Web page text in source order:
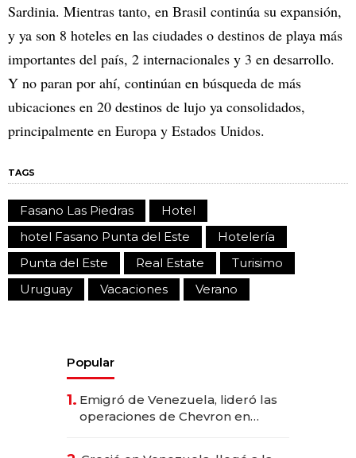
Sardinia. Mientras tanto, en Brasil continúa su expansión,
y ya son 8 hoteles en las ciudades o destinos de playa más
importantes del país, 2 internacionales y 3 en desarrollo.
Y no paran por ahí, continúan en búsqueda de más
ubicaciones en 20 destinos de lujo ya consolidados,
principalmente en Europa y Estados Unidos.
TAGS
Fasano Las Piedras
Hotel
hotel Fasano Punta del Este
Hotelería
Punta del Este
Real Estate
Turisimo
Uruguay
Vacaciones Verano
Popular
1. Emigró de Venezuela, lideró las
operaciones de Chevron en